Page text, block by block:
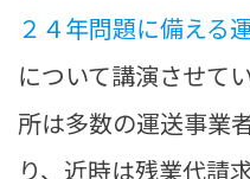
２４年問題に備える
について講演させて
所は多数の運送事業
り、近時は残業代請